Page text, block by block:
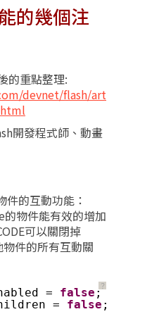
的幾個注
的重點整理:
devnet/flash/art
開發程式師、動畫
件的互動功能：
物件能有效的增加
可以關閉掉
件的所有互動關
？
= false ;
= false ;